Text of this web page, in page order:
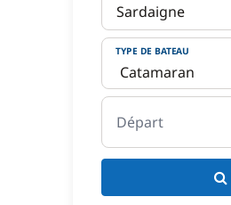
TYPE DE BATEAU
Départ